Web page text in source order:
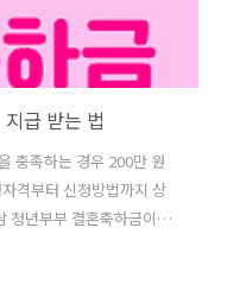
급 받는 법
충족하는 경우 200만 원
격부터 신청방법까지 상
년부부 결혼축하금이
혼 초기 경제적 부담 완화